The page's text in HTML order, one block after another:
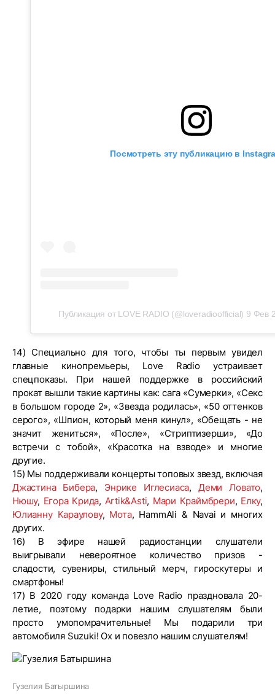
Посмотреть эту публикацию в
Публикация от LOVE RADIO (@loveradioofficial) 9 Фев
14) Специально для того, чтобы ты первым увидел
главные кинопремьеры, Love Radio устраивает
спецпоказы. При нашей поддержке в российский
прокат вышли такие картины как: сага «Сумерки», «Секс
в большом городе 2», «Звезда родилась», «50 оттенков
серого», «Шпион, который меня кинул», «Обещать - не
значит жениться», «После», «Стриптизерши», «До
встречи с тобой», «Красотка на взводе» и многие
другие.
15) Мы поддерживали концерты топовых звезд, включая
Джастина Бибера, Энрике Иглесиаса,Деми Ловато,
Нюшу, Егора Крида, Artik&Asti, Мари Краймбрери, Елку,
Юлианну Караулову, Мота, HammAli & Navai и многих
других.
16) В эфире нашей радиостанции слушатели
выигрывали невероятное количество призов -
сладости, сувениры, стильный мерч, гироскутеры и
смартфоны!
17) В 2020 году команда Love Radio праздновала 20-
летие, поэтому подарки нашим слушателям были
просто умопомрачительные! Мы подарили три
автомобиля Suzuki! Ох и повезло нашим слушателям!
Гузелия Батыршина